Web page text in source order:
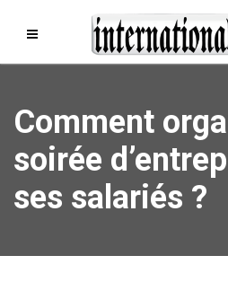
Comment
soirée
ses salariés ?